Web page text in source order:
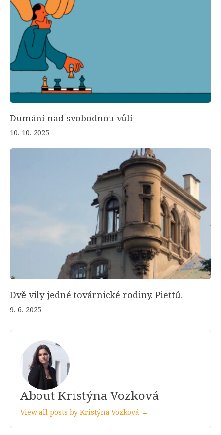
Dumání nad svobodnou vůlí
10. 10. 2025
Dvě vily jedné továrnické rodiny. Piettů.
9. 6. 2025
About Kristýna Vozková
View all posts by Kristýna Vozková →